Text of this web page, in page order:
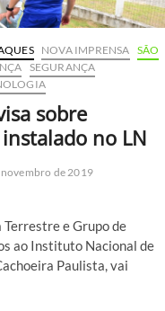
NOVA IMPRENSA SÃO
SEGURANÇA
sobre
no LN
novembro de 2019
e Grupo de
ao Instituto Nacional de
Paulista, vai